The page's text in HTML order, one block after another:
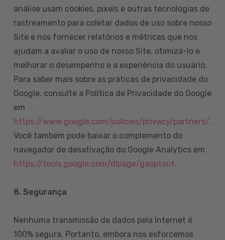
análise usam cookies, pixels e outras tecnologias de
rastreamento para coletar dados de uso sobre nosso
Site e nos fornecer relatórios e métricas que nos
ajudam a avaliar o uso de nosso Site, otimizá-lo e
melhorar o desempenho e a experiência do usuário.
Para saber mais sobre as práticas de privacidade do
Google, consulte a Política de Privacidade do Google
em
https://www.google.com/policies/privacy/partners/.
Você também pode baixar o complemento do
navegador de desativação do Google Analytics em
https://tools.google.com/dlpage/gaoptout.
8. Segurança
Nenhuma transmissão de dados pela Internet é
100% segura. Portanto, embora nos esforcemos